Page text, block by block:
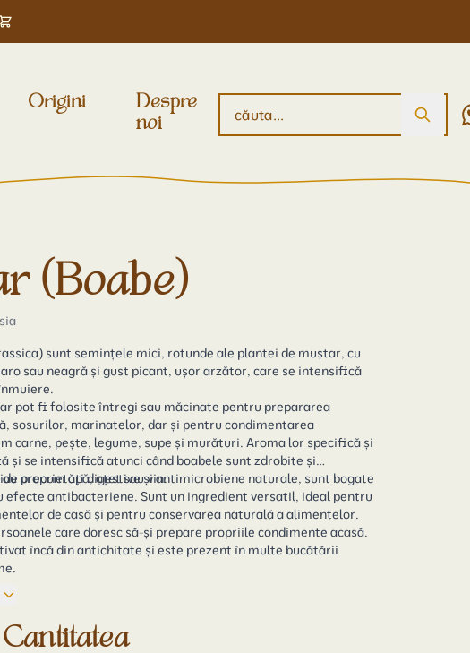
Origini
Despre
noi
(Boabe)
) sunt semințele mici, rotunde ale plantei de muștar, cu
sau neagră și gust picant, ușor arzător, care se intensifică
pot fi folosite întregi sau măcinate pentru prepararea
sosurilor, marinatelor, dar și pentru condimentarea
carne, pește, legume, supe și murături. Aroma lor specifică și
și se intensifică atunci când boabele sunt zdrobite și
precum apă, oțet sau vin.
au proprietăți digestive și antimicrobiene naturale, sunt bogate
efecte antibacteriene. Sunt un ingredient versatil, ideal pentru
de casă și pentru conservarea naturală a alimentelor.
Perfecte pentru persoanele care doresc să-și prepare propriile condimente acasă.
încă din antichitate și este prezent în multe bucătării